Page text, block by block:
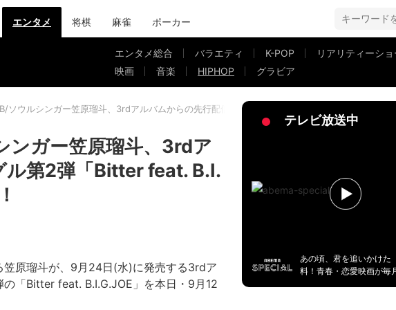
エンタメ 将棋 麻雀 ポーカー
エンタメ総合 バラエティ K-POP リアリティーショ
映画
音楽 HIPHOP グラビア
ソウルシンガー笠原瑠斗、3rdアルバムからの先行配信シングル第2弾「Bitter feat. B.I.G.JOE」
ンガー笠原瑠斗、3rdア
ル第2弾「Bitter feat. B.I.
笠原瑠斗が、9月24日(水)に発売する3rdア
「Bitter feat. B.I.G.JOE」を本日・9月12
テレビ放送中
あの頃、君を追いかけた
料！青春・恋愛映画が毎